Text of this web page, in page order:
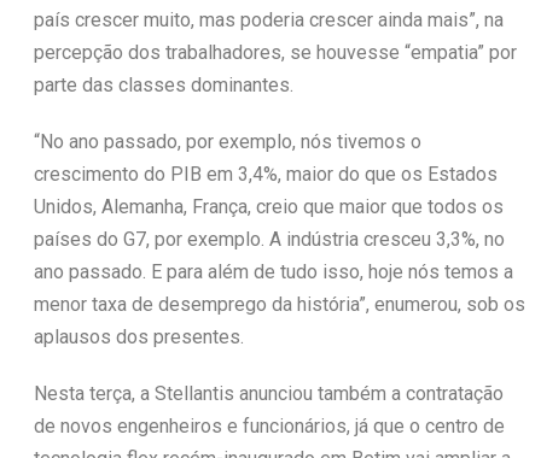
país crescer muito, mas poderia crescer ainda mais”, na
percepção dos trabalhadores, se houvesse “empatia” por
parte das classes dominantes.
“No ano passado, por exemplo, nós tivemos o
crescimento do PIB em 3,4%, maior do que os Estados
Unidos, Alemanha, França, creio que maior que todos os
países do G7, por exemplo. A indústria cresceu 3,3%, no
ano passado. E para além de tudo isso, hoje nós temos a
menor taxa de desemprego da história”, enumerou, sob os
aplausos dos presentes.
Nesta terça, a Stellantis anunciou também a contratação
de novos engenheiros e funcionários, já que o centro de